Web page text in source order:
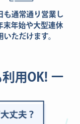
も通常通り営業し
末年始や大型連休
いただけます。
用OK!